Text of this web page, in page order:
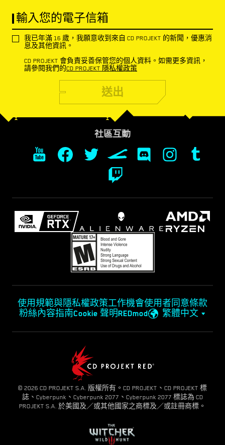
輸入您的電子信箱
我已年滿 16 歲，我願意收到來自 CD PROJEKT 的新聞，優惠消
息及其他資訊。
CD PROJEKT 會負責妥善保管您的個人資料。如需更多資訊，
請參閱我們的CD PROJEKT 隱私權政策
送出
社區互動
使用規範與隱私權政策工作機會使用者同意條款
粉絲內容指南Cookie 聲明REDmod 繁體中文
© 2026 CD PROJEKT S.A. 版權所有。CD PROJEKT、CD PROJEKT 標
誌、Cyberpunk、Cyberpunk 2077、Cyberpunk 2077 標誌為 CD
PROJEKT S.A. 於美國及／或其他國家之商標及／或註冊商標。